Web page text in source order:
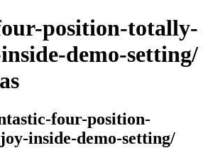
position-totally-
demo-setting/
four-position-
inside-demo-setting/